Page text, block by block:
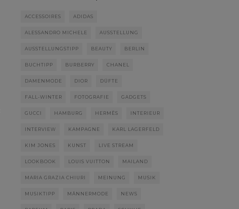
ACCESSOIRES ADIDAS
ALESSANDRO MICHELE AUSSTELLUNG
AUSSTELLUNGSTIPP BEAUTY BERLIN
BUCHTIPP BURBERRY CHANEL
DAMENMODE DIOR DÜFTE
FALL-WINTER FOTOGRAFIE GADGETS
GUCCI HAMBURG HERMÈS INTERIEUR
INTERVIEW KAMPAGNE KARL LAGERFELD
KIM JONES KUNST LIVE STREAM
LOOKBOOK LOUIS VUITTON MAILAND
MARIA GRAZIA CHIURI MEINUNG MUSIK
MUSIKTIPP MÄNNERMODE NEWS